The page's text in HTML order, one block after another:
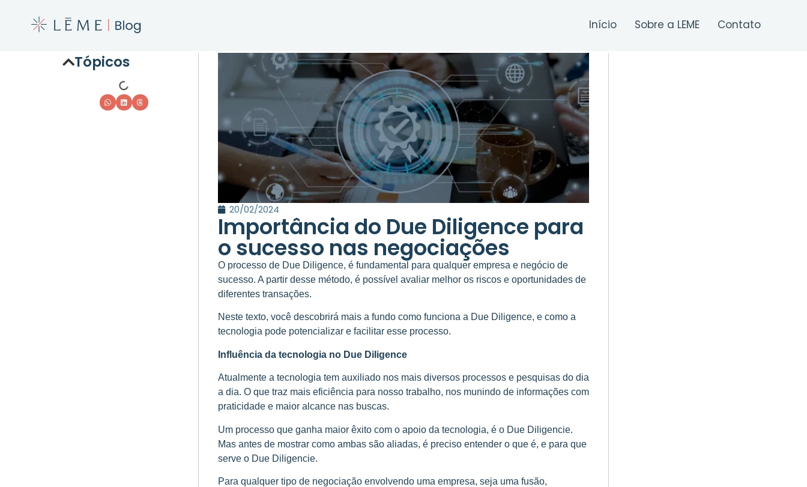
Início Sobre a LEME Contato
Tópicos
20/02/2024
Importância do Due Diligence para
o sucesso nas negociações
O processo de Due Diligence, é fundamental para qualquer empresa e negócio de
sucesso. A partir desse método, é possível avaliar melhor os riscos e oportunidades de
diferentes transações.
Neste texto, você descobrirá mais a fundo como funciona a Due Diligence, e como a
tecnologia pode potencializar e facilitar esse processo.
Influência da tecnologia no Due Diligence
Atualmente a tecnologia tem auxiliado nos mais diversos processos e pesquisas do dia
a dia. O que traz mais eficiência para nosso trabalho, nos munindo de informações com
praticidade e maior alcance nas buscas.
Um processo que ganha maior êxito com o apoio da tecnologia, é o Due Diligencie.
Mas antes de mostrar como ambas são aliadas, é preciso entender o que é, e para que
serve o Due Diligencie.
Para qualquer tipo de negociação envolvendo uma empresa, seja uma fusão,